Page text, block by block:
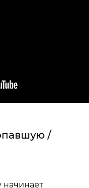
/
начинает